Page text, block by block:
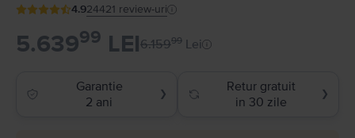
4.924421 review-uri
5.63999 LEI6.15999 Lei
Garantie
2 ani
❯
Retur gratuit
in 30 zile
❯